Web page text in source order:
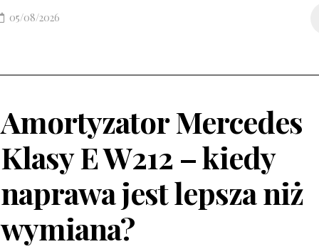
05/08/2026
Amortyzator Mercedes
Klasy E W212 – kiedy
naprawa jest lepsza niż
wymiana?